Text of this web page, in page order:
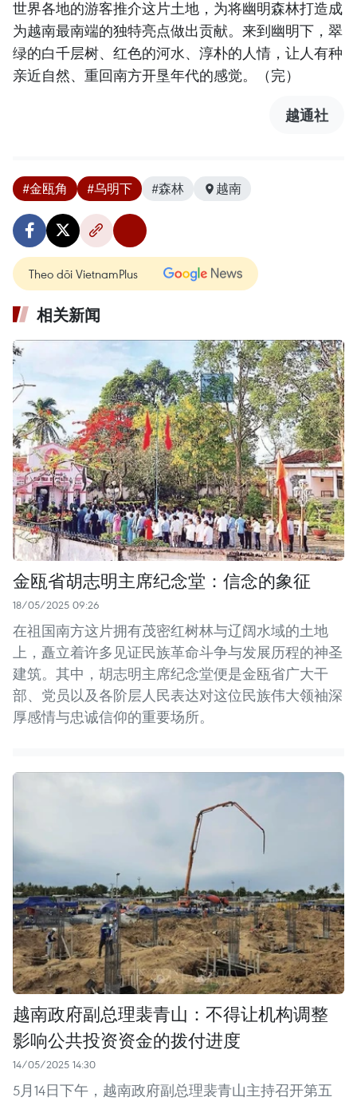
世界各地的游客推介这片土地，为将幽明森林打造成
为越南最南端的独特亮点做出贡献。来到幽明下，翠
绿的白千层树、红色的河水、淳朴的人情，让人有种
亲近自然、重回南方开垦年代的感觉。（完）
越通社
#金瓯角 #乌明下 #森林 越南
Theo dõi VietnamPlus
相关新闻
金瓯省胡志明主席纪念堂：信念的象征
18/05/2025 09:26
在祖国南方这片拥有茂密红树林与辽阔水域的土地
上，矗立着许多见证民族革命斗争与发展历程的神圣
建筑。其中，胡志明主席纪念堂便是金瓯省广大干
部、党员以及各阶层人民表达对这位民族伟大领袖深
厚感情与忠诚信仰的重要场所。
越南政府副总理裴青山：不得让机构调整
影响公共投资资金的拨付进度
14/05/2025 14:30
5月14日下午，越南政府副总理裴青山主持召开第五